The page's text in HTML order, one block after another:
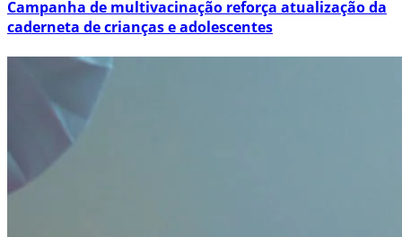
Campanha de multivacinação reforça atualização da
caderneta de crianças e adolescentes